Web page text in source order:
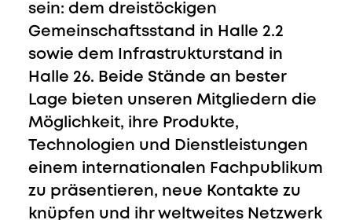
sein: dem dreistöckigen
Gemeinschaftsstand in Halle 2.2
sowie dem Infrastrukturstand in
Halle 26. Beide Stände an bester
Lage bieten unseren Mitgliedern die
Möglichkeit, ihre Produkte,
Technologien und Dienstleistungen
einem internationalen Fachpublikum
zu präsentieren, neue Kontakte zu
knüpfen und ihr weltweites Netzwerk